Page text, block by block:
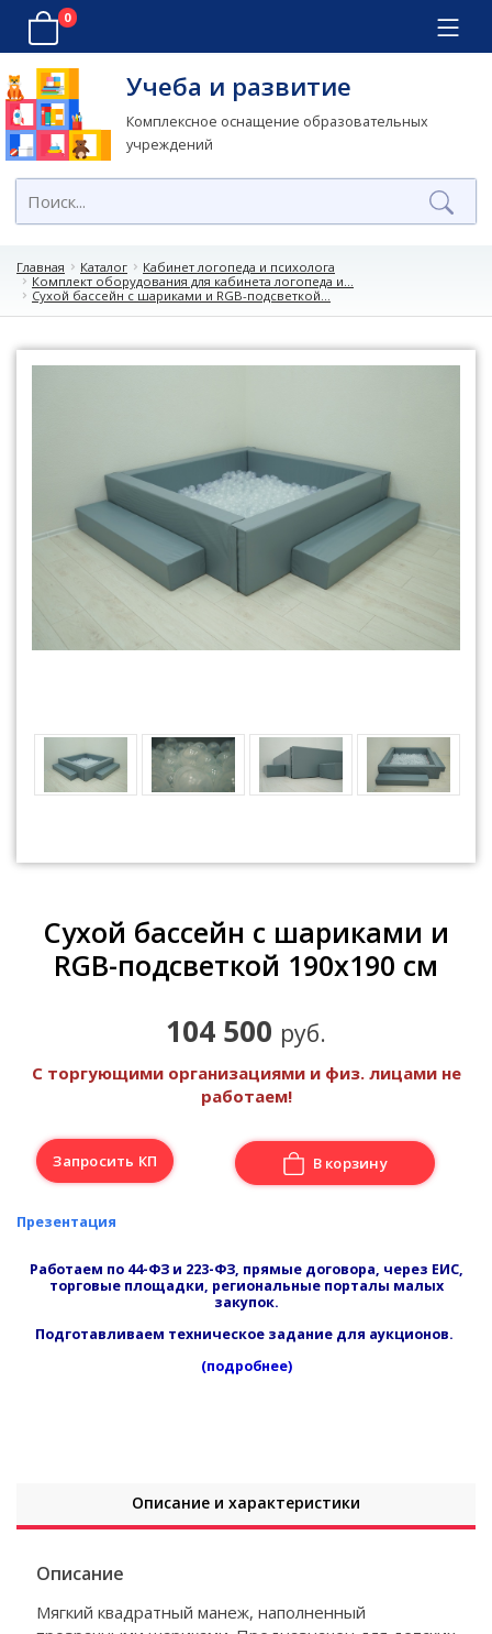
0
Учеба и развитие
Комплексное оснащение образовательных
учреждений
Главная Каталог
Кабинет логопеда и психолога
Комплект оборудования для кабинета логопеда и...
Сухой бассейн с шариками и RGB-подсветкой...
Сухой бассейн с шариками и
RGB-подсветкой 190х190 см
104 500 руб.
С торгующими организациями и физ. лицами не
работаем!
Запросить КП В корзину
Презентация
Работаем по 44-ФЗ и 223-ФЗ, прямые договора, через ЕИС,
торговые площадки, региональные порталы малых
закупок.
Подготавливаем техническое задание для аукционов.
(подробнее)
Описание и характеристики
Описание
Мягкий квадратный манеж, наполненный